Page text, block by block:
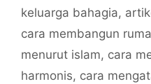
keluarga bahagia,
cara membangun
menurut islam, cara
harmonis, cara